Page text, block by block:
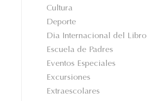
Cultura
Deporte
Dia Internacional del Libro
Escuela de Padres
Eventos Especiales
Excursiones
Extraescolares